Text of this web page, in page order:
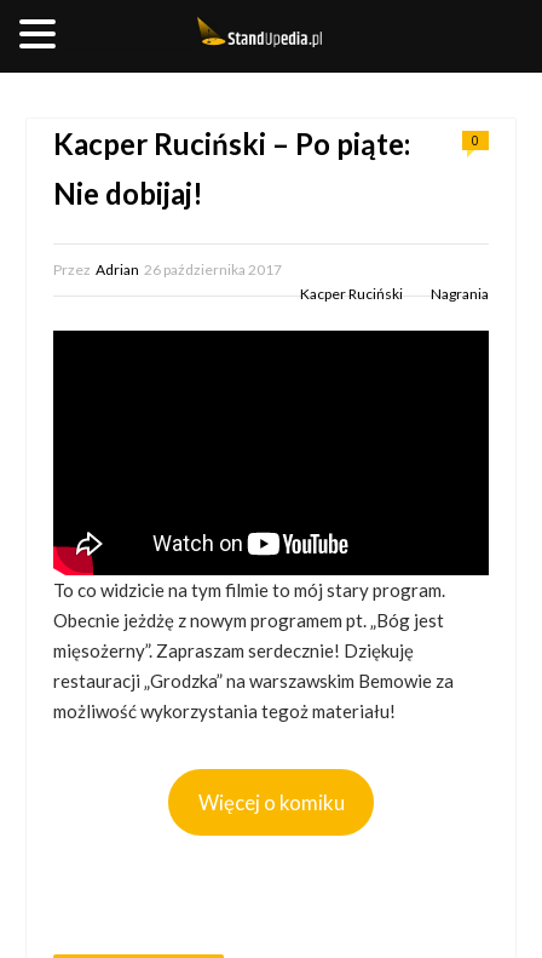
Kacper Ruciński – Po piąte:
Nie dobijaj!
0
Przez Adrian 26 października 2017
Kacper Ruciński
Nagrania
To co widzicie na tym filmie to mój stary program.
Obecnie jeżdżę z nowym programem pt. „Bóg jest
mięsożerny”. Zapraszam serdecznie! Dziękuję
restauracji „Grodzka” na warszawskim Bemowie za
możliwość wykorzystania tegoż materiału!
Więcej o komiku